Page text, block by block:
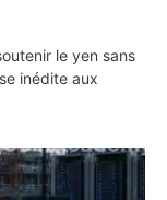
le yen sans
inédite aux
milliards de